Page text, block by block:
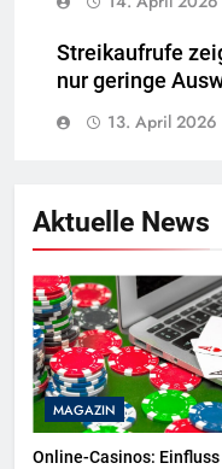
Streikaufrufe
nur geringe
13. April 2026
Aktuelle News
MAGAZIN
Online-Casinos: